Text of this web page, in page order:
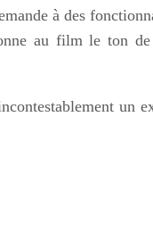
à des
au film le ton
un